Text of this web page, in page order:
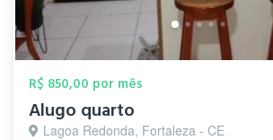
R$ 850,00 por mês
Alugo quarto
Lagoa Redonda, Fortaleza - CE